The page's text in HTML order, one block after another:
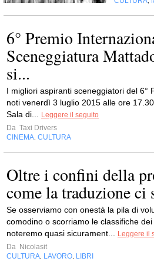
6° Premio
Sceneggiatura
si...
I migliori aspiranti sceneggiatori del 6°
noti venerdì 3 luglio 2015 alle ore
Sala di...
Leggere il seguito
Da Taxi Drivers
CINEMA CULTURA
Oltre i confini della
come la traduzione ci
Se osserviamo con onestà la pila di
comodino o scorriamo le classifiche
noteremo quasi sicurament...
Leggere il
Da Nicolasit
CULTURA LAVORO LIBRI